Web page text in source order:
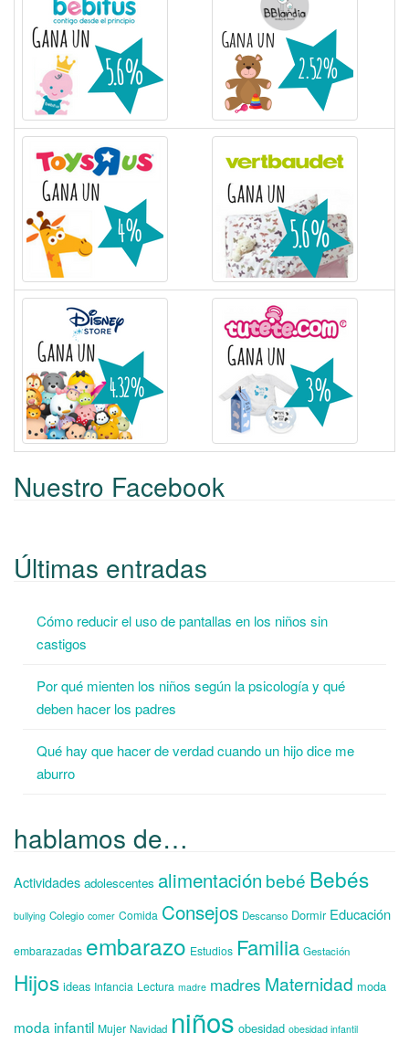
Nuestro Facebook
Últimas entradas
Cómo reducir el uso de pantallas en los niños sin
castigos
Por qué mienten los niños según la psicología y qué
deben hacer los padres
Qué hay que hacer de verdad cuando un hijo dice me
aburro
hablamos de…
Actividades adolescentes alimentación bebé Bebés
bullying Colegio comer Comida Consejos Descanso Dormir Educación
embarazadas embarazo Estudios Familia Gestación
Hijos ideas Infancia Lectura madre madres Maternidad moda
moda infantil Mujer Navidad niños obesidad obesidad infantil